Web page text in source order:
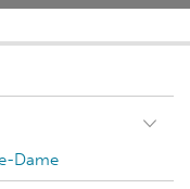
Dame